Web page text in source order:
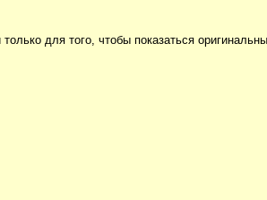
для того, чтобы показаться